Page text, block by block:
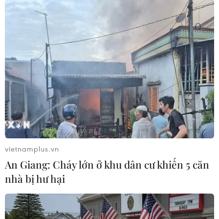
Trong bối cảnh vận tải biển khó khăn, giải pháp
vận chuyển bằng đường hàng không giúp nông
sản Việt tiếp cận nhanh thị trường Trung Đông, duy
trì dòng chảy thương mại và nâng cao giá trị xuất
khẩu.
(TTXVN/Vietnam+)
vietnamplus.vn
An Giang: Cháy lớn ở khu dân cư khiến 5 căn
nhà bị hư hại